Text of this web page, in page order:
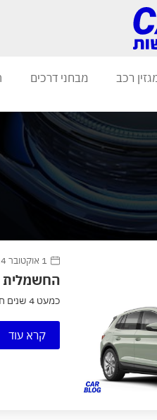
רכב מבחני דרכים
1 אוקטובר 2024
החשמלית
כמעט 4 שנים חלפו מאז שסקודה חשפה את האניאק, הדגם ה-100% חשמלי הראשון שלה, ועכשיו, סופסוף, היא מכפילה את...
קרא עוד